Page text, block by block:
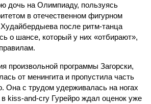
дочь на Олимпиаду, пользуясь
в отечественном фигурном
после ритм-танца
о шансе, который у них «отбирают»,
произвольной программы Загорски,
от менингита и пропустила часть
Она с трудом удерживалась на ногах
в kiss-and-cry Гурейро ждал оценок уже